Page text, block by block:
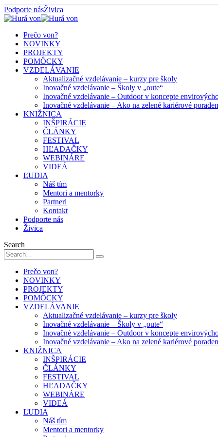
Podporte násŽivica
Prečo von?
NOVINKY
PROJEKTY
POMÔCKY
VZDELÁVANIE
Aktualizačné vzdelávanie – kurzy pre školy
Inovačné vzdelávanie – Školy v „oute“
Inovačné vzdelávanie – Outdoor v koncepte
Inovačné vzdelávanie – Ako na zelené kariérové
KNIŽNICA
INŠPIRÁCIE
ČLÁNKY
FESTIVAL
HĽADAČKY
WEBINÁRE
VIDEÁ
ĽUDIA
Náš tím
Mentori a mentorky
Partneri
Kontakt
Podporte nás
Živica
Search
Prečo von?
NOVINKY
PROJEKTY
POMÔCKY
VZDELÁVANIE
Aktualizačné vzdelávanie – kurzy pre školy
Inovačné vzdelávanie – Školy v „oute“
Inovačné vzdelávanie – Outdoor v koncepte
Inovačné vzdelávanie – Ako na zelené kariérové
KNIŽNICA
INŠPIRÁCIE
ČLÁNKY
FESTIVAL
HĽADAČKY
WEBINÁRE
VIDEÁ
ĽUDIA
Náš tím
Mentori a mentorky